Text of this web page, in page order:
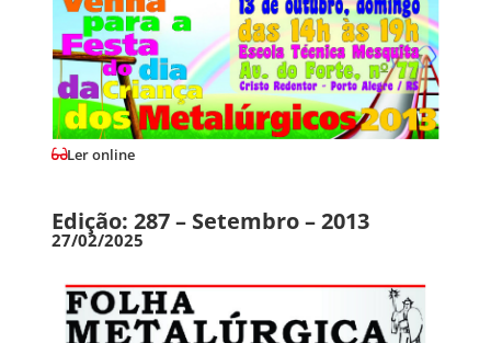
Ler online
Edição: 287 – Setembro – 2013
27/02/2025